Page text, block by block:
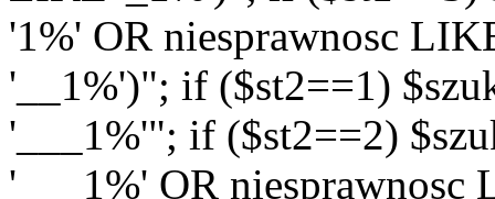
'1%' OR niesprawnosc
'__1%')"; if ($st2==1)
'___1%'"; if ($st2==2)
'___1%' OR